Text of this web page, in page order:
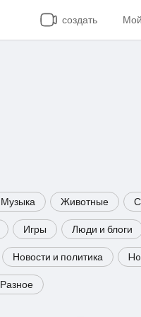
создать
Музыка Животные
Игры Люди и блоги
Новости и политика
Разное